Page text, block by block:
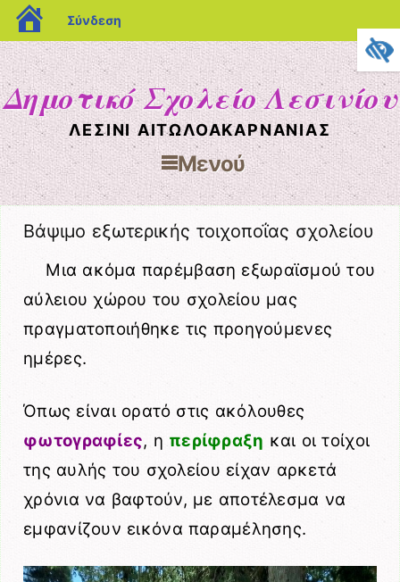
blogs.sch.gr
Σύνδεση
Δημοτικό Σχολείο Λεσινίου
ΛΕΣΊΝΙ ΑΙΤΩΛΟΑΚΑΡΝΑΝΊΑΣ
Μενού
Μετάβαση στο περιεχόμενο
Βάψιμο εξωτερικής τοιχοποΐας σχολείου
Μια ακόμα παρέμβαση εξωραϊσμού του
αύλειου χώρου του σχολείου μας
πραγματοποιήθηκε τις προηγούμενες
ημέρες.
Όπως είναι ορατό στις ακόλουθες
φωτογραφίες, η περίφραξη και οι τοίχοι
της αυλής του σχολείου είχαν αρκετά
χρόνια να βαφτούν, με αποτέλεσμα να
εμφανίζουν εικόνα παραμέλησης.